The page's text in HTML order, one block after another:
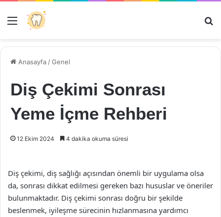
Menü
Anasayfa /Genel
Diş Çekimi Sonrası
Yeme İçme Rehberi
12 Ekim 2024 4 dakika okuma süresi
Diş çekimi, diş sağlığı açısından önemli bir uygulama olsa
da, sonrası dikkat edilmesi gereken bazı hususlar ve öneriler
bulunmaktadır. Diş çekimi sonrası doğru bir şekilde
beslenmek, iyileşme sürecinin hızlanmasına yardımcı